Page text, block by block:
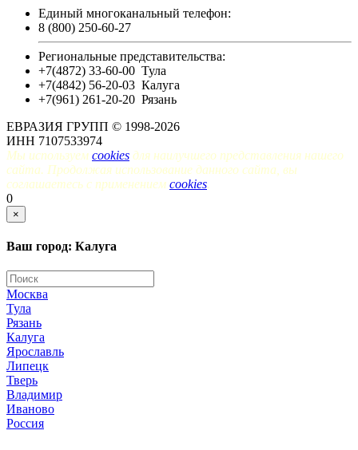
Единый многоканальный телефон:
8 (800) 250-60-27
Региональные представительства:
+7(4872) 33-60-00 Тула
+7(4842) 56-20-03 Калуга
+7(961) 261-20-20 Рязань
ЕВРАЗИЯ ГРУПП © 1998-2026
ИНН 7107533974
Мы используем cookies для наилучшего представления нашего
сайта. Продолжая использование данного сайта, вы
соглашаетесь с применением cookies.
0
×
Ваш город: Калуга
Москва
Тула
Рязань
Калуга
Ярославль
Липецк
Тверь
Владимир
Иваново
Россия